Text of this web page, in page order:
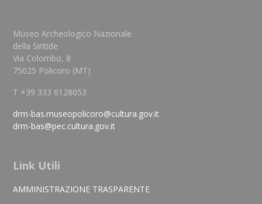
Museo Archeologico Nazionale
della Siritide
Via Colombo, 8
75025 Policoro (MT)
T +39 333 6128053
drm-bas.museopolicoro@cultura.gov.it
drm-bas@pec.cultura.gov.it
Link Utili
AMMINISTRAZIONE TRASPARENTE